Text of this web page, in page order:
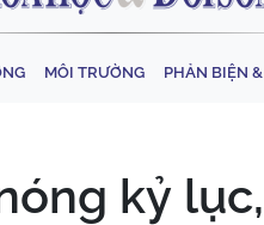
MÔI TRƯỜNG PHẢN BIỆN
kỷ